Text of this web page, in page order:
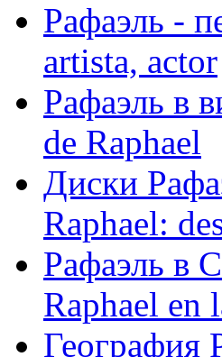
Рафаэль -
artista, actor
Рафаэль в
de Raphael
Диски
Raphael:
Рафаэль в
Raphael en
География